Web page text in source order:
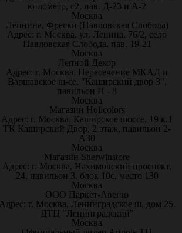
километр, с2, пав. Д-23 и А-2
Москва
Лепнина, Фрески (Павловская Слобода)
Адрес: г. Москва, ул. Ленина, 76/2, село
Павловская Слобода, пав. 19-21
Москва
Лепной Декор
Адрес: г. Москва, Пересечение МКАД и
Варшавское ш-се, "Каширский двор 3",
павильон П - 8
Москва
Магазин Holicolors
Адрес: г. Москва, Каширское шоссе, 19 к.1
ТК Каширский Двор, 2 этаж, павильон 2-
А30
Москва
Магазин Sherwinstore
Адрес: г. Москва, Нахимовский проспект,
24, павильон 3, блок 10с, место 130
Москва
ООО Паркет-Авeню
г. Москва, Ленинградское ш, дом 25.
ДТЦ "Ленинградский"
Москва